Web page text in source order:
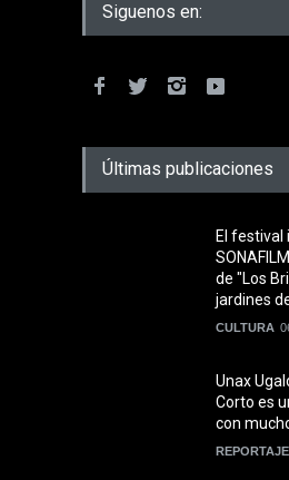
Siguenos en:
Últimas publicaciones
El festival
de "Los
jardines
CULTURA
Unax
Corto es
con